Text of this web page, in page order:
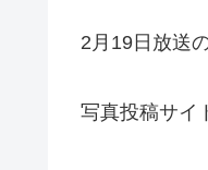
2月19日放送
写真投稿サイ